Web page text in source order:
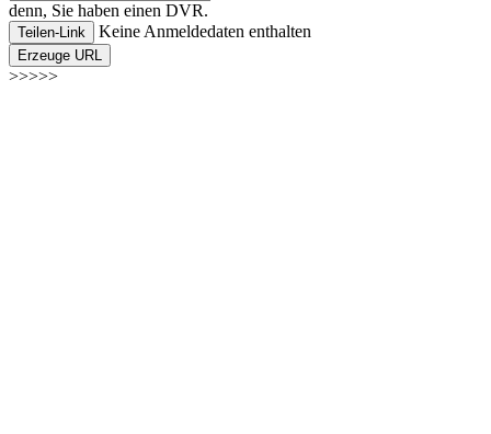
denn, Sie haben einen DVR.
Teilen-Link Keine Anmeldedaten enthalten
Erzeuge URL
>>>>>